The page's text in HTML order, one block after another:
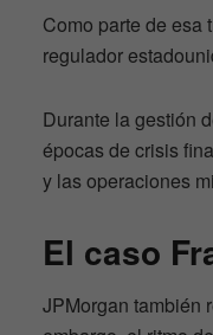
Como parte de esa
regulador
Durante la gestión
épocas de crisis
y las operaciones
El caso
JPMorgan también